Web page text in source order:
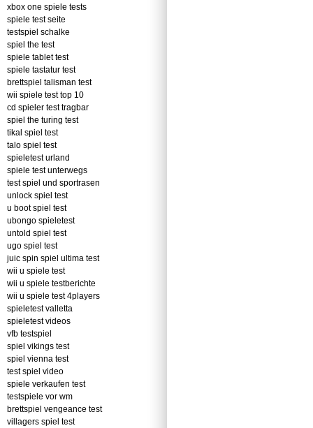
xbox one spiele tests
spiele test seite
testspiel schalke
spiel the test
spiele tablet test
spiele tastatur test
brettspiel talisman test
wii spiele test top 10
cd spieler test tragbar
spiel the turing test
tikal spiel test
talo spiel test
spieletest urland
spiele test unterwegs
test spiel und sportrasen
unlock spiel test
u boot spiel test
ubongo spieletest
untold spiel test
ugo spiel test
juic spin spiel ultima test
wii u spiele test
wii u spiele testberichte
wii u spiele test 4players
spieletest valletta
spieletest videos
vfb testspiel
spiel vikings test
spiel vienna test
test spiel video
spiele verkaufen test
testspiele vor wm
brettspiel vengeance test
villagers spiel test